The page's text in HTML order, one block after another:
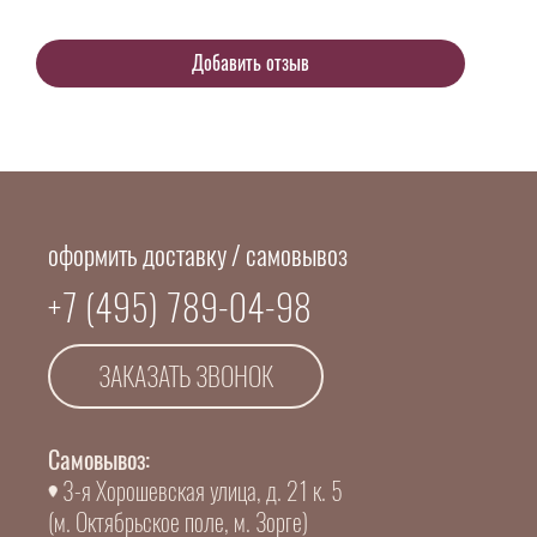
оформить доставку / самовывоз
+7 (495) 789-04-98
ЗАКАЗАТЬ ЗВОНОК
Самовывоз:
3-я Хорошевская улица, д. 21 к. 5
(м. Октябрьское поле, м. Зорге)